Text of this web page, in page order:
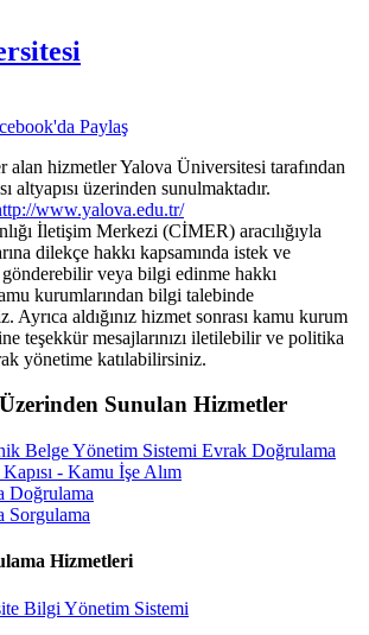
Paylaş
alan hizmetler Yalova Üniversitesi tarafından
altyapısı üzerinden sunulmaktadır.
www.yalova.edu.tr/
İletişim Merkezi (CİMER) aracılığıyla
dilekçe hakkı kapsamında istek ve
veya bilgi edinme hakkı
kurumlarından bilgi talebinde
Ayrıca aldığınız hizmet sonrası kamu kurum
teşekkür mesajlarınızı iletilebilir ve politika
yönetime katılabilirsiniz.
Üzerinden Sunulan Hizmetler
Belge Yönetim Sistemi Evrak Doğrulama
- Kamu İşe Alım
Doğrulama
Sorgulama
Hizmetleri
Bilgi Yönetim Sistemi